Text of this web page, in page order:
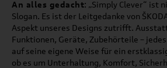
An alles gedacht: „Simply Clever“ ist
Slogan. Es ist der Leitgedanke von
Aspekt unseres Designs zutrifft.
Funktionen, Geräte, Zubehörteile –
auf seine eigene Weise für ein
ob es um Unterhaltung, Komfort,